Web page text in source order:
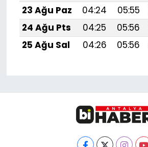
23 Ağu Paz
04:24 05:55
24 Ağu Pts
04:25 05:56
25 Ağu Sal
04:26 05:56